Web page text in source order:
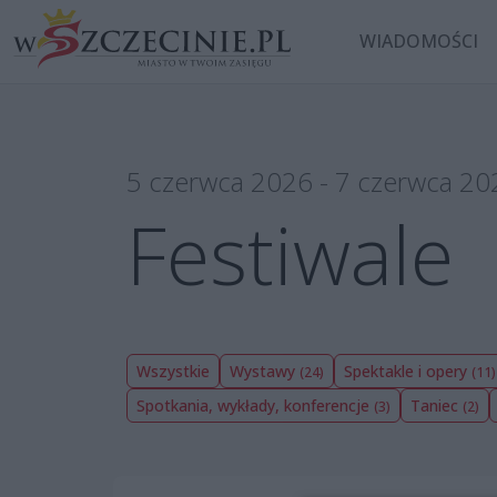
WIADOMOŚCI
5 czerwca 2026 - 7 czerwca
Festiwale
Wszystkie Wystawy (24) Spektakle i opery (11)
Spotkania, wykłady, konferencje (3) Taniec (2)